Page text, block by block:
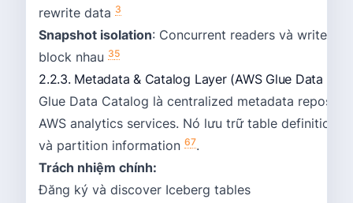
rewrite data 3
Snapshot isolation: Concurrent readers và writers
block nhau 35
2.2.3. Metadata & Catalog Layer (AWS Glue Data
Glue Data Catalog là centralized metadata
AWS analytics services. Nó lưu trữ table definitions,
và partition information 67.
Trách nhiệm chính:
Đăng ký và discover Iceberg tables